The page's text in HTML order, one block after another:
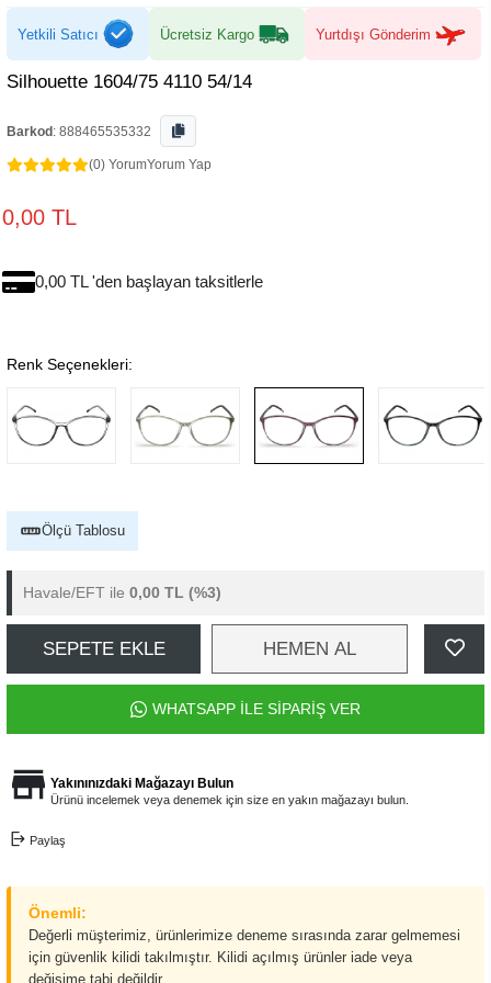
Yetkili Satıcı Ücretsiz Kargo Yurtdışı Gönderim
Silhouette 1604/75 4110 54/14
Barkod : 888465535332
(0) YorumYorum Yap
0,00 TL
0,00 TL 'den başlayan taksitlerle
Renk Seçenekleri:
Ölçü Tablosu
Havale/EFT ile 0,00 TL (%3)
SEPETE EKLE HEMEN AL
WHATSAPP İLE SİPARİŞ VER
Yakınınızdaki Mağazayı Bulun
Ürünü incelemek veya denemek için size en yakın mağazayı bulun.
Paylaş
Önemli:
Değerli müşterimiz, ürünlerimize deneme sırasında zarar gelmemesi
için güvenlik kilidi takılmıştır. Kilidi açılmış ürünler iade veya
değişime tabi değildir.